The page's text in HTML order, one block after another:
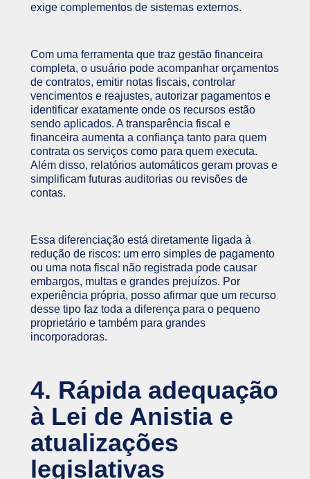
exige complementos de sistemas externos.
Com uma ferramenta que traz gestão financeira
completa, o usuário pode acompanhar orçamentos
de contratos, emitir notas fiscais, controlar
vencimentos e reajustes, autorizar pagamentos e
identificar exatamente onde os recursos estão
sendo aplicados. A transparência fiscal e
financeira aumenta a confiança tanto para quem
contrata os serviços como para quem executa.
Além disso, relatórios automáticos geram provas e
simplificam futuras auditorias ou revisões de
contas.
Essa diferenciação está diretamente ligada à
redução de riscos: um erro simples de pagamento
ou uma nota fiscal não registrada pode causar
embargos, multas e grandes prejuízos. Por
experiência própria, posso afirmar que um recurso
desse tipo faz toda a diferença para o pequeno
proprietário e também para grandes
incorporadoras.
4. Rápida adequação
à Lei de Anistia e
atualizações
legislativas